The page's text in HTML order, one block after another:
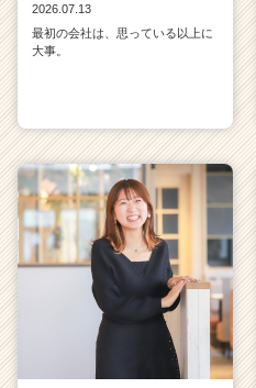
2026.07.13
最初の会社は、思っている以上に
大事。